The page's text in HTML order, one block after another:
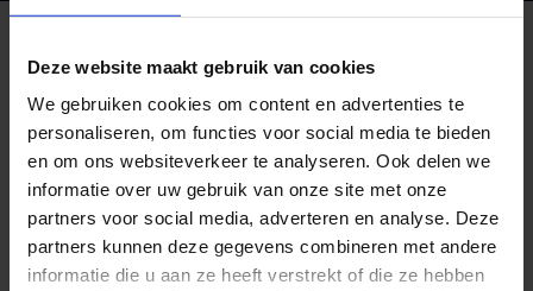
Deze website maakt gebruik van cookies
We gebruiken cookies om content en advertenties te
personaliseren, om functies voor social media te bieden
en om ons websiteverkeer te analyseren. Ook delen we
informatie over uw gebruik van onze site met onze
partners voor social media, adverteren en analyse. Deze
partners kunnen deze gegevens combineren met andere
informatie die u aan ze heeft verstrekt of die ze hebben
vinden…
Hoe komt dat?
Wij hebben de pagina verplaatst of verwijderd
Er zit een kleine typefout in het adres. Check je dit
even?